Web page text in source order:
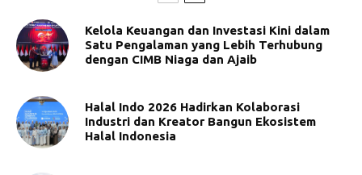
Kelola Keuangan dan Investasi Kini dalam
Satu Pengalaman yang Lebih Terhubung
dengan CIMB Niaga dan Ajaib
Halal Indo 2026 Hadirkan Kolaborasi
Industri dan Kreator Bangun Ekosistem
Halal Indonesia